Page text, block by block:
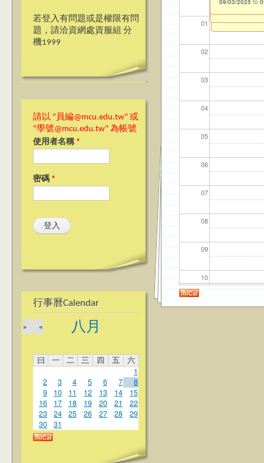
若登入有問題或是權限有問
題，請洽資網處資服組 分
機1999
請以 "員編@mcu.edu.tw" 或
"學號@mcu.edu.tw" 為帳號
使用者名稱 *
密碼 *
行事曆Calendar
八月
«
»
曰 一 二 三 四 五
六
1
2
3 4 5 6 7
8
9
10 11 12 13 14
15
16
17 18 19 20 21
22
23
24 25 26 27 28
29
30
31
01
02
03
04
05
06
07
08
09
10
11
整合系統～表單
校區)
11/12/2021 to
錄
04/
02/
03/
07/
09/
11/
11/
09/01/2025 to
09/03/2025 to